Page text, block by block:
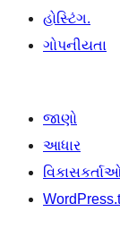
હોસ્ટિંગ.
ગોપનીયતા
જાણો
આધાર